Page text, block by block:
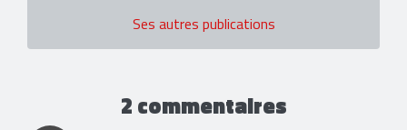
Ses autres publications
2 commentaires